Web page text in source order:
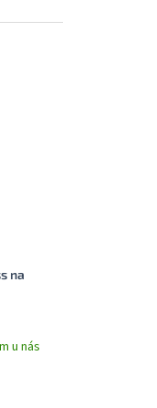
na
u nás